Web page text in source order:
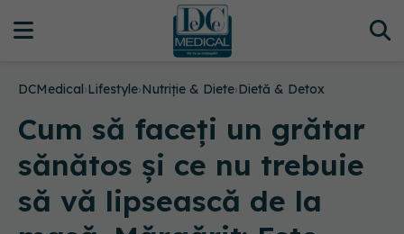
DCMedical›Lifestyle›Nutriție & Diete›Dietă & Detox
Cum să faceți un grătar
sănătos și ce nu trebuie
să vă lipsească de la